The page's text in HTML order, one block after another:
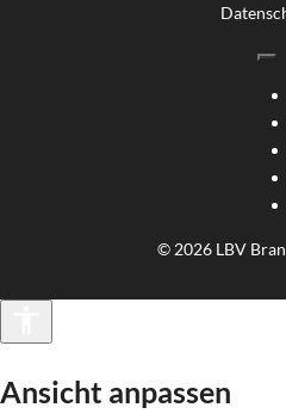
© 2026 LBV
Barrierefreiheit
Ansicht anpassen